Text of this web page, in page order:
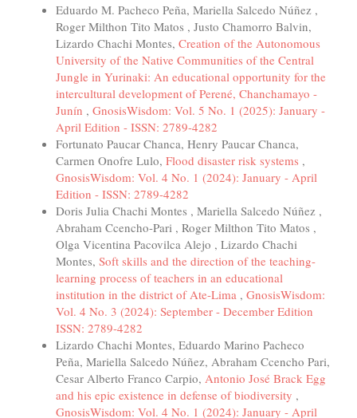
Eduardo M. Pacheco Peña, Mariella Salcedo Núñez ,
Roger Milthon Tito Matos , Justo Chamorro Balvin,
Lizardo Chachi Montes, Creation of the Autonomous
University of the Native Communities of the Central
Jungle in Yurinaki: An educational opportunity for the
intercultural development of Perené, Chanchamayo -
Junín , GnosisWisdom: Vol. 5 No. 1 (2025): January -
April Edition - ISSN: 2789-4282
Fortunato Paucar Chanca, Henry Paucar Chanca,
Carmen Onofre Lulo, Flood disaster risk systems ,
GnosisWisdom: Vol. 4 No. 1 (2024): January - April
Edition - ISSN: 2789-4282
Doris Julia Chachi Montes , Mariella Salcedo Núñez ,
Abraham Ccencho-Pari , Roger Milthon Tito Matos ,
Olga Vicentina Pacovilca Alejo , Lizardo Chachi
Montes, Soft skills and the direction of the teaching-
learning process of teachers in an educational
institution in the district of Ate-Lima , GnosisWisdom:
Vol. 4 No. 3 (2024): September - December Edition
ISSN: 2789-4282
Lizardo Chachi Montes, Eduardo Marino Pacheco
Peña, Mariella Salcedo Núñez, Abraham Ccencho Pari,
Cesar Alberto Franco Carpio, Antonio José Brack Egg
and his epic existence in defense of biodiversity ,
GnosisWisdom: Vol. 4 No. 1 (2024): January - April